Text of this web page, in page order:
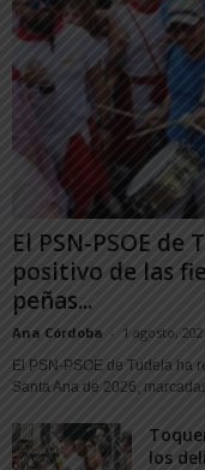
El PSN-PSOE de
positivo de las
peñas...
Ana Córdoba - 1 agosto,
El PSN-PSOE de Tudela ha
Santa Ana de 2026,
los